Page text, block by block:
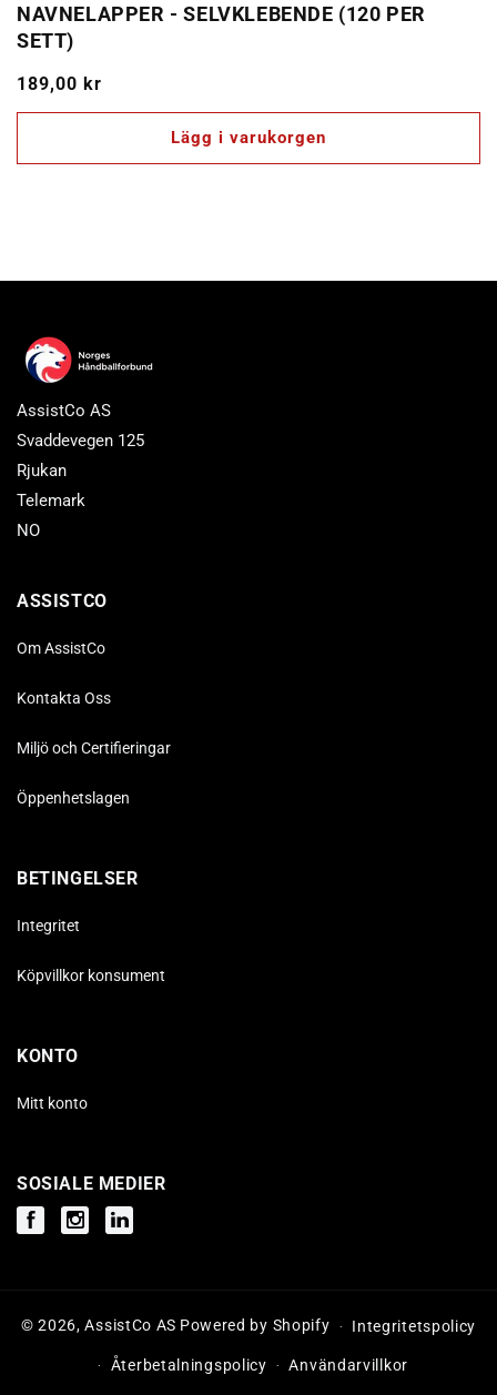
NAVNELAPPER - SELVKLEBENDE (120 PER
SETT)
Ordinarie
pris
189,00 kr
Lägg i varukorgen
AssistCo AS
Svaddevegen 125
Rjukan
Telemark
NO
ASSISTCO
Om AssistCo
Kontakta Oss
Miljö och Certifieringar
Öppenhetslagen
BETINGELSER
Integritet
Köpvillkor konsument
KONTO
Mitt konto
SOSIALE MEDIER
FacebookInstagramInstagram
© 2026,AssistCo AS Powered by Shopify Integritetspolicy
Återbetalningspolicy Användarvillkor